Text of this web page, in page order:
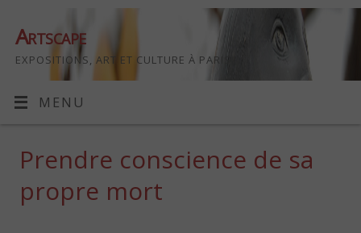
Artscape
EXPOSITIONS, ART ET CULTURE À PARIS
MENU
Prendre conscience de sa
propre mort